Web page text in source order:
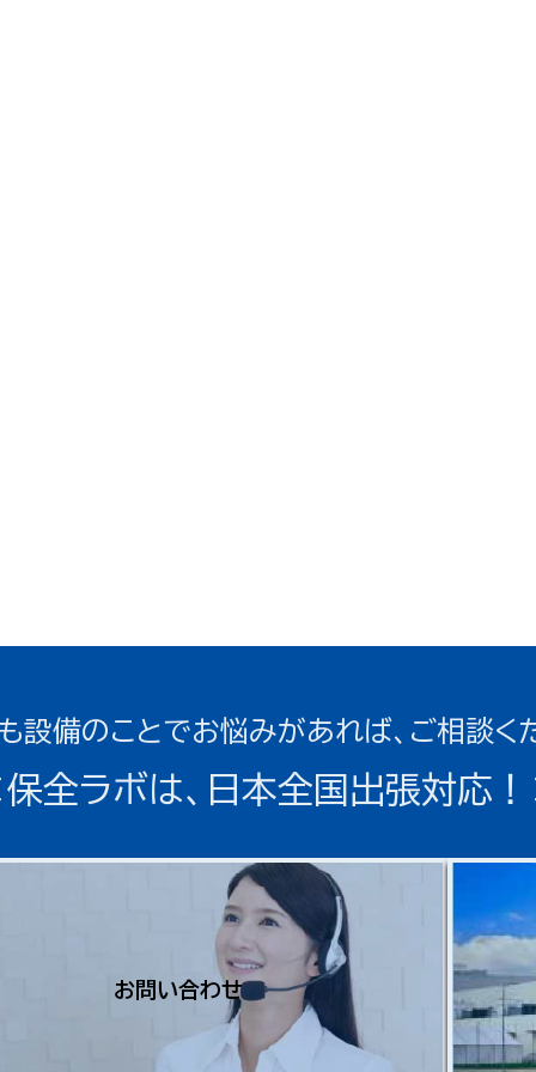
設備のことでお悩みがあれば、ご相談く
全ラボは、日本全国出張対応！
お問い合わせ